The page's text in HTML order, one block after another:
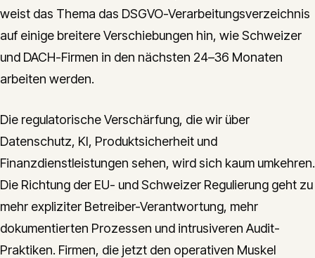
weist das Thema das DSGVO-Verarbeitungsverzeichnis
auf einige breitere Verschiebungen hin, wie Schweizer
und DACH-Firmen in den nächsten 24–36 Monaten
arbeiten werden.
Die regulatorische Verschärfung, die wir über
Datenschutz, KI, Produktsicherheit und
Finanzdienstleistungen sehen, wird sich kaum umkehren.
Die Richtung der EU- und Schweizer Regulierung geht zu
mehr expliziter Betreiber-Verantwortung, mehr
dokumentierten Prozessen und intrusiveren Audit-
Praktiken. Firmen, die jetzt den operativen Muskel